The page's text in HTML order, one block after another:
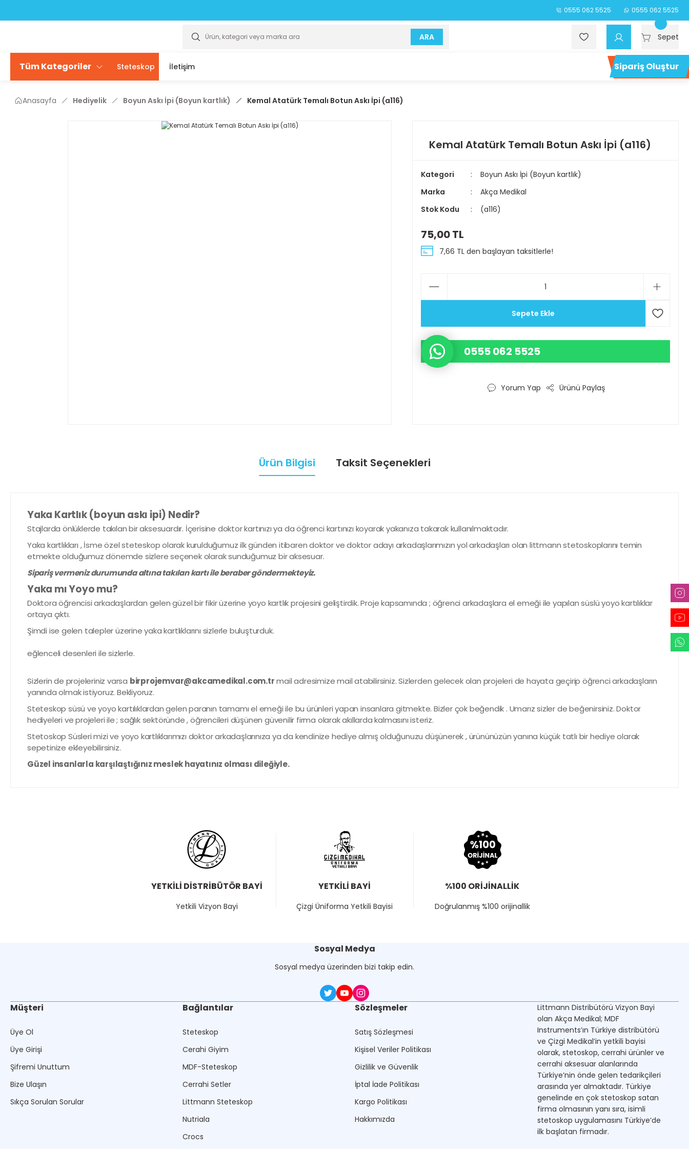
0555 062 5525 0555 062 5525
ARA Sepet
Tüm Kategoriler Steteskop İletişim Sipariş Oluştur
Anasayfa Hediyelik Boyun Askı İpi (Boyun kartlık) Kemal Atatürk Temalı Botun Askı İpi (a116)
Kemal Atatürk Temalı Botun Askı İpi (a116)
Kategori
Boyun Askı İpi (Boyun kartlık)
Marka
Akça Medikal
Stok Kodu
(a116)
75,00 TL
7,66 TL den başlayan taksitlerle!
Sepete Ekle
0555 062 5525
Yorum Yap Ürünü Paylaş
Ürün Bilgisi Taksit Seçenekleri
Yaka Kartlık (boyun askı ipi) Nedir?
Stajlarda önlüklerde takılan bir aksesuardır. İçerisine doktor kartınızı ya da öğrenci kartınızı koyarak yakanıza takarak kullanılmaktadır.
Yaka kartlıkları , İsme özel steteskop olarak kurulduğumuz ilk günden itibaren doktor ve doktor adayı arkadaşlarımızın yol arkadaşları olan littmann stetoskoplarını temin
etmekte olduğumuz dönemde sizlere seçenek olarak sunduğumuz bir aksesuar.
Sipariş vermeniz durumunda altına takılan kartı ile beraber göndermekteyiz.
Yaka mı Yoyo mu?
Doktora öğrencisi arkadaşlardan gelen güzel bir fikir üzerine yoyo kartlık projesini geliştirdik. Proje kapsamında ; öğrenci arkadaşlara el emeği ile yapılan süslü yoyo kartılıklar
ortaya çıktı.
Şimdi ise gelen talepler üzerine yaka kartlıklarını sizlerle buluşturduk.
eğlenceli desenleri ile sizlerle.
Sizlerin de projeleriniz varsa birprojemvar@akcamedikal.com.trmail adresimize mail atabilirsiniz. Sizlerden gelecek olan projeleri de hayata geçirip öğrenci arkadaşların
yanında olmak istiyoruz. Bekliyoruz.
Steteskop süsü ve yoyo kartılıklardan gelen paranın tamamı el emeği ile bu ürünleri yapan insanlara gitmekte. Bizler çok beğendik . Umarız sizler de beğenirsiniz. Doktor
hediyeleri ve projeleri ile ; sağlık sektöründe , öğrencileri düşünen güvenilir firma olarak akıllarda kalmasını isteriz.
Stetoskop Süsleri mizi ve yoyo kartlıklarımızı doktor arkadaşlarınıza ya da kendinize hediye almış olduğunuzu düşünerek , ürününüzün yanına küçük tatlı bir hediye olarak
sepetinize ekleyebilirsiniz.
Güzel insanlarla karşılaştığınız meslek hayatınız olması dileğiyle.
YETKİLİ DİSTRİBÜTÖR BAYİ
Yetkili Vizyon Bayi
YETKİLİ BAYİ
Çizgi Üniforma Yetkili Bayisi
%100 ORİJİNALLİK
Doğrulanmış %100 orijinallik
Sosyal Medya
Sosyal medya üzerinden bizi takip edin.
Müşteri
Üye Ol
Üye Girişi
Şifremi Unuttum
Bize Ulaşın
Sıkça Sorulan Sorular
Bağlantılar
Steteskop
Cerahi Giyim
MDF-Steteskop
Cerrahi Setler
Littmann Steteskop
Nutriala
Crocs
Sözleşmeler
Satış Sözleşmesi
Kişisel Veriler Politikası
Gizlilik ve Güvenlik
İptal İade Politikası
Kargo Politikası
Hakkımızda
Littmann Distribütörü Vizyon Bayi
olan Akça Medikal; MDF
Instruments’ın Türkiye distribütörü
ve Çizgi Medikal’in yetkili bayisi
olarak, stetoskop, cerrahi ürünler ve
cerrahi aksesuar alanlarında
Türkiye’nin önde gelen tedarikçileri
arasında yer almaktadır. Türkiye
genelinde en çok stetoskop satan
firma olmasının yanı sıra, isimli
stetoskop uygulamasını Türkiye’de
ilk başlatan firmadır.